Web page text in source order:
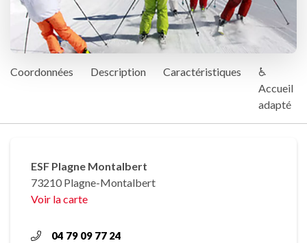
Coordonnées Description Caractéristiques
♿
Accueil
adapté
ESF Plagne Montalbert
73210 Plagne-Montalbert
Voir la carte
04 79 09 77 24